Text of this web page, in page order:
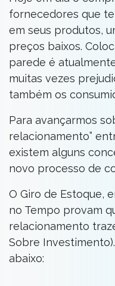
fornecedores que
em seus produtos,
preços baixos.
parede é
muitas vezes
também os
Para avançarmos
relacionamento”
existem alguns
novo processo de
O Giro de Estoque,
no Tempo provam
relacionamento
Sobre
abaixo: